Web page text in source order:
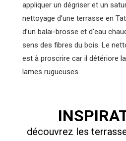
appliquer un dégriser et un
nettoyage d’une terrasse en
d’un balai-brosse et d’eau
sens des fibres du bois. Le
est à proscrire car il détériore
lames rugueuses.
découvrez les